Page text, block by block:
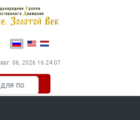
Выберите язык
авг. 06, 2026 16:24:07